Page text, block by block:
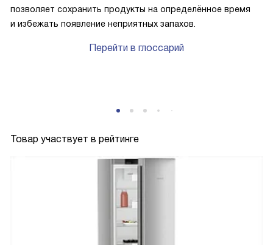
позволяет сохранить продукты на определённое время
и избежать появление неприятных запахов.
Перейти в глоссарий
Товар участвует в рейтинге